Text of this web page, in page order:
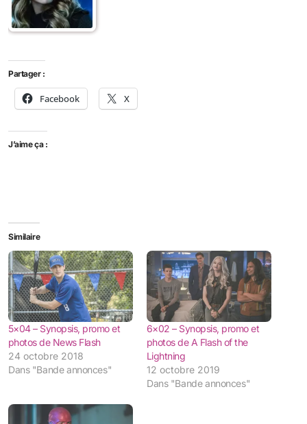
Partager :
Facebook X
J’aime ça :
Similaire
5×04 – Synopsis, promo et
photos de News Flash
24 octobre 2018
Dans "Bande annonces"
6×02 – Synopsis, promo et
photos de A Flash of the
Lightning
12 octobre 2019
Dans "Bande annonces"